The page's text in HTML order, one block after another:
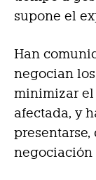
supone el
Han
negocian
minimizar
afectada, y
negociación